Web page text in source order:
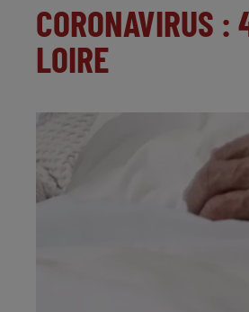
CORONAVIRUS
LOIRE